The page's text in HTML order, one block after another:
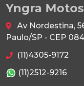
Yngra
Av Nordestina,
Paulo/SP - CEP
(11)4305-9172
(11)2512-9216